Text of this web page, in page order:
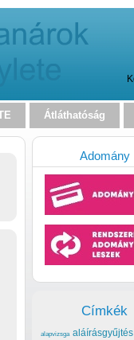
Átláthatóság
Adomány
Címkék
alapvizsga aláírásgyűjtés